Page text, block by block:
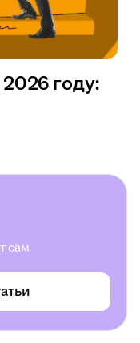
году:
сам